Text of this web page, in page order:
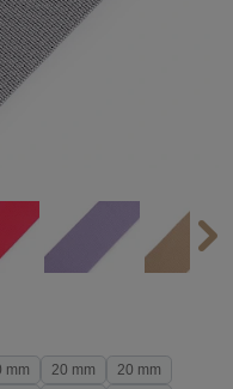
mm 20 mm
20 mm